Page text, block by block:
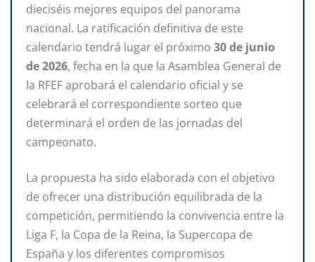
dieciséis mejores equipos del panorama
nacional. La ratificación definitiva de este
calendario tendrá lugar el próximo 30 de junio
de 2026, fecha en la que la Asamblea General de
la RFEF aprobará el calendario oficial y se
celebrará el correspondiente sorteo que
determinará el orden de las jornadas del
campeonato.
La propuesta ha sido elaborada con el objetivo
de ofrecer una distribución equilibrada de la
competición, permitiendo la convivencia entre la
Liga F, la Copa de la Reina, la Supercopa de
España y los diferentes compromisos